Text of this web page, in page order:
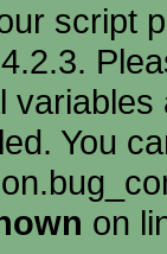
script
You
on